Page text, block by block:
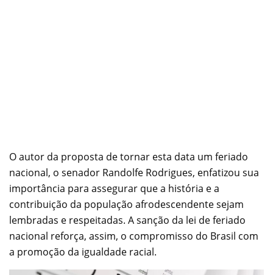
O autor da proposta de tornar esta data um feriado
nacional, o senador Randolfe Rodrigues, enfatizou sua
importância para assegurar que a história e a
contribuição da população afrodescendente sejam
lembradas e respeitadas. A sanção da lei de feriado
nacional reforça, assim, o compromisso do Brasil com
a promoção da igualdade racial.